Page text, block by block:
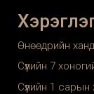
Өнөөдрийн
Сүүлийн 7
Сүүлийн 1 сарын